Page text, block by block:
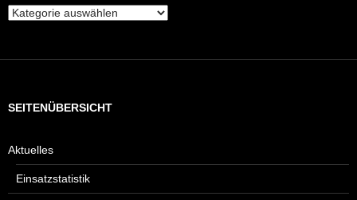
Welche
SEITENÜBERSICHT
Aktuelles
Einsatzstatistik